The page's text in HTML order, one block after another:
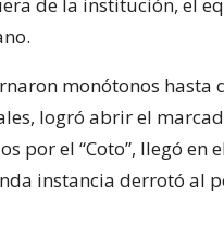
monótonos hasta
logró abrir el
por el “Coto”, llegó en
instancia derrotó al